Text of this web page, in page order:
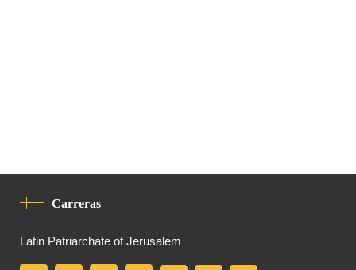
Carreras
Latin Patriarchate of Jerusalem